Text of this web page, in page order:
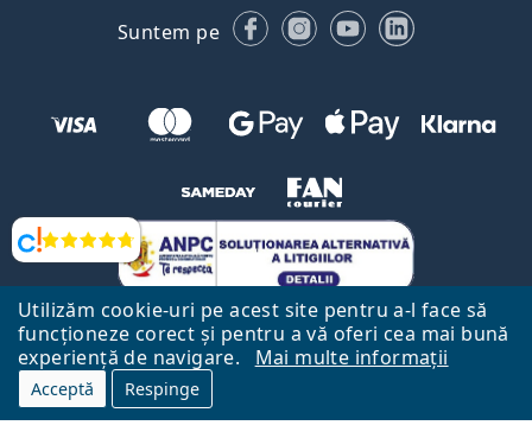
Utilizăm cookie-uri pe acest site pentru a-l face să
funcționeze corect și pentru a vă oferi cea mai bună
experiență de navigare.
Mai multe informații
Acceptă Respinge
Opinii
Suntem pe FacebookInstagram
YouTubeLinkedIn
Către Pagina Principală Mai sus